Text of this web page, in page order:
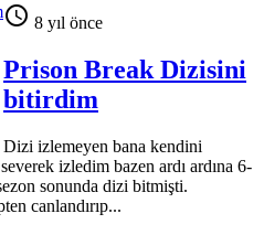
 8 yıl önce
Prison Break Dizisini
bitirdim
Dizi izlemeyen bana kendini
izledim bazen ardı ardına 6-
sonunda dizi bitmişti.
canlandırıp...